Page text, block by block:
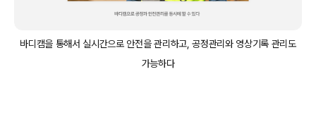
바디캠을 통해서 실시간으로 안전을 관리하고, 공정관리와 영상기록 관리도
가능하다